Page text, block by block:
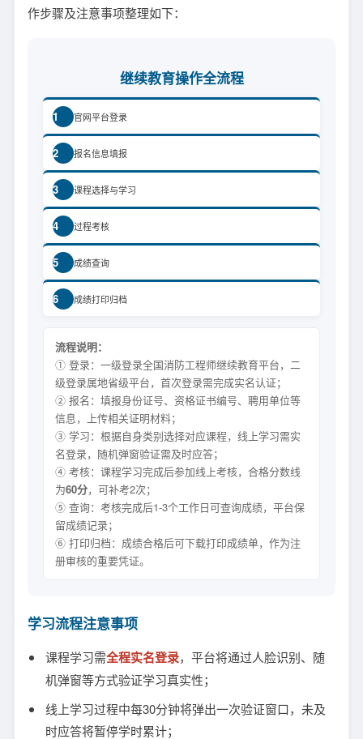
作步骤及注意事项整理如下：
继续教育操作全流程
1 官网平台登录
2 报名信息填报
3 课程选择与学习
4 过程考核
5 成绩查询
6 成绩打印归档
流程说明：
① 登录：一级登录全国消防工程师继续教育平台，二
级登录属地省级平台，首次登录需完成实名认证；
② 报名：填报身份证号、资格证书编号、聘用单位等
信息，上传相关证明材料；
③ 学习：根据自身类别选择对应课程，线上学习需实
名登录，随机弹窗验证需及时应答；
④ 考核：课程学习完成后参加线上考核，合格分数线
为60分，可补考2次；
⑤ 查询：考核完成后1-3个工作日可查询成绩，平台保
留成绩记录；
⑥ 打印归档：成绩合格后可下载打印成绩单，作为注
册审核的重要凭证。
学习流程注意事项
课程学习需全程实名登录，平台将通过人脸识别、随
机弹窗等方式验证学习真实性；
线上学习过程中每30分钟将弹出一次验证窗口，未及
时应答将暂停学时累计；